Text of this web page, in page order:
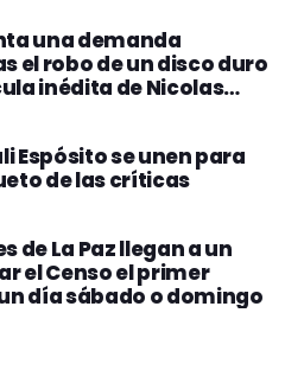
una demanda
el robo de un disco duro
inédita de Nicolas
Espósito se unen para
de las críticas
de La Paz llegan a un
el Censo el primer
día sábado o domingo